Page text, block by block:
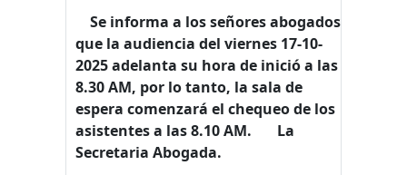
Se informa a los señores abogados
que la audiencia del viernes 17-10-
2025 adelanta su hora de inició a las
8.30 AM, por lo tanto, la sala de
espera comenzará el chequeo de los
asistentes a las 8.10 AM. La
Secretaria Abogada.